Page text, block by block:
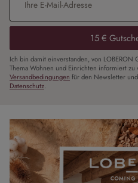
15 €
Ich bin damit einverstanden, von LOBERON
Thema Wohnen und Einrichten informiert
Versandbedingungen für den Newsletter
Datenschutz.